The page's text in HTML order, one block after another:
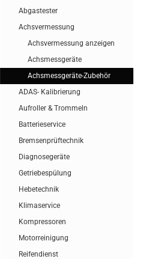
Abgastester
Achsvermessung
Achsvermessung anzeigen
Achsmessgeräte
Achsmessgeräte-Zubehör
ADAS- Kalibrierung
Aufroller & Trommeln
Batterieservice
Bremsenprüftechnik
Diagnosegeräte
Getriebespülung
Hebetechnik
Klimaservice
Kompressoren
Motorreinigung
Reifendienst